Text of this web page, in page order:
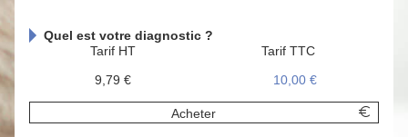
Quel est votre diagnostic ?
Tarif HT
9,79 €
Tarif TTC
10,00 €
Acheter